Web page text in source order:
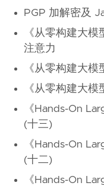
PGP 加解密及
《从零构建大
注意力
《从零构建大
《从零构建大
《Hands-On
(十三)
《Hands-On
(十二)
《Hands-On